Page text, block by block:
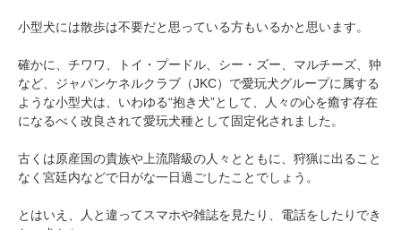
小型犬には散歩は不要だと思っている方もいるかと思います。
確かに、チワワ、トイ・プードル、シー・ズー、マルチーズ、狆
など、ジャパンケネルクラブ（JKC）で愛玩犬グループに属する
ような小型犬は、いわゆる“抱き犬”として、人々の心を癒す存在
になるべく改良されて愛玩犬種として固定化されました。
古くは原産国の貴族や上流階級の人々とともに、狩猟に出ること
なく宮廷内などで日がな一日過ごしたことでしょう。
とはいえ、人と違ってスマホや雑誌を見たり、電話をしたりでき